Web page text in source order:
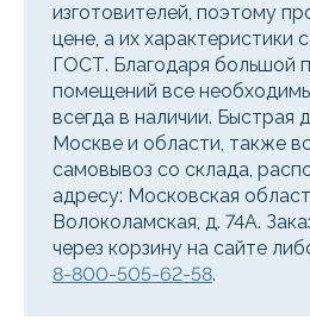
изготовителей, поэтому
цене, а их характеристики
ГОСТ. Благодаря большой
помещений все
всегда в наличии. Быстрая
Москве и области, также
самовывоз со склада,
адресу: Московская
Волоколамская, д. 74А.
через корзину на сайте
8-800-505-62-58.